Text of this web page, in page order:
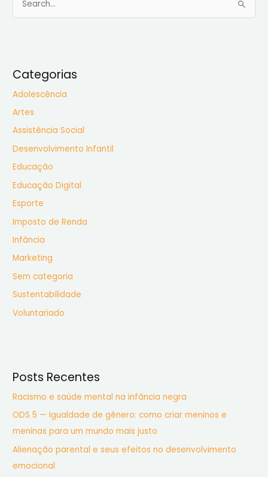
u
r
p
o
r
:
Categorias
Adolescência
Artes
Assistência Social
Desenvolvimento Infantil
Educação
Educação Digital
Esporte
Imposto de Renda
Infância
Marketing
Sem categoria
Sustentabilidade
Voluntariado
Posts Recentes
Racismo e saúde mental na infância negra
ODS 5 — Igualdade de gênero: como criar meninos e
meninas para um mundo mais justo
Alienação parental e seus efeitos no desenvolvimento
emocional